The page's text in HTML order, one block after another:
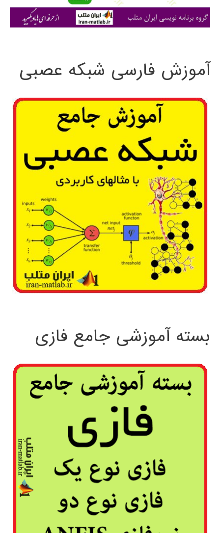
ی
آموزش فارسی شبکه عصبی
بسته آموزشی جامع فازی